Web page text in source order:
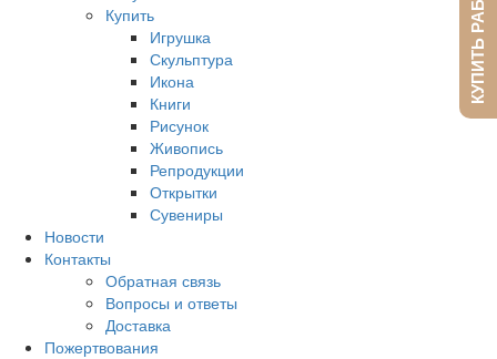
Купить
Игрушка
Скульптура
Икона
Книги
Рисунок
Живопись
Репродукции
Открытки
Сувениры
Новости
Контакты
Обратная связь
Вопросы и ответы
Доставка
Пожертвования